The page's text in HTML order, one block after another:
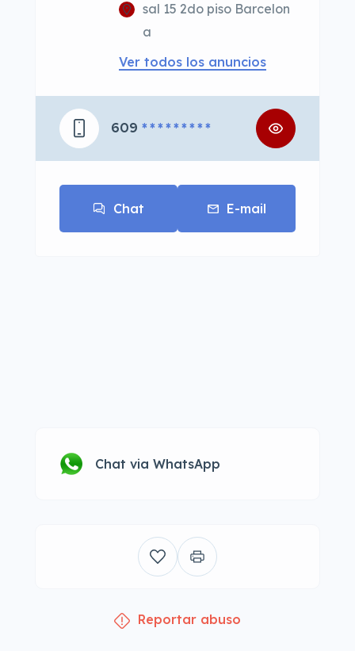
sal 15 2do piso Barcelon
a
Ver todos los anuncios
609 * * * * * * * * *
Chat E-mail
Chat via WhatsApp
Reportar abuso